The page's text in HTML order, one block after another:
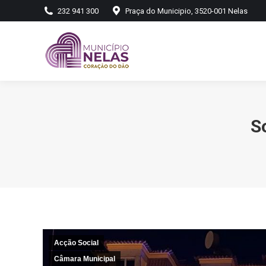
232 941 300 Praça do Municipio, 3520-001 Nelas
Acção Social
Câmara Municipal